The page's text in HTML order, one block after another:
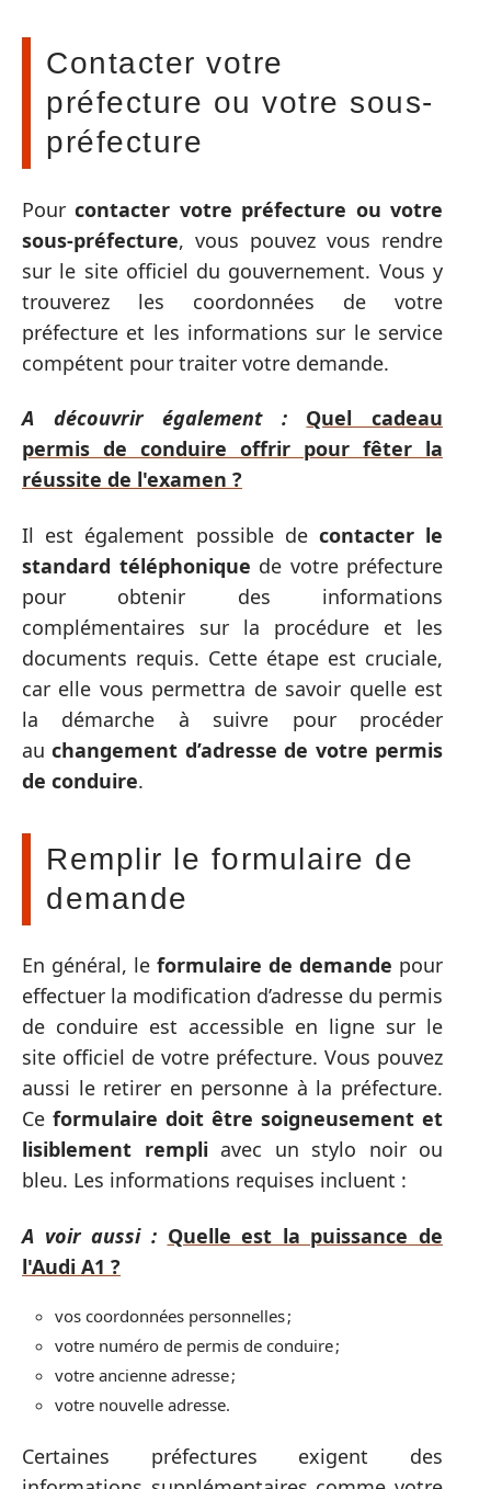
Contacter votre
préfecture ou votre sous-
préfecture
Pourcontacter votre préfecture ou votre
sous-préfecture, vous pouvez vous rendre
sur le site officiel du gouvernement. Vous y
trouverez les coordonnées de votre
préfecture et les informations sur le service
compétent pour traiter votre demande.
A découvrir également :
Quel cadeau
permis de conduire offrir pour fêter la
réussite de l'examen ?
Il est également possible de contacter le
standard téléphonique de votre préfecture
pour obtenir des informations
complémentaires sur la procédure et les
documents requis. Cette étape est cruciale,
car elle vous permettra de savoir quelle est
la démarche à suivre pour procéder
au changement d’adresse de votre permis
de conduire.
Remplir le formulaire de
demande
En général, le formulaire de demande pour
effectuer la modification d’adresse du permis
de conduire est accessible en ligne sur le
site officiel de votre préfecture. Vous pouvez
aussi le retirer en personne à la préfecture.
Ce formulaire doit être soigneusement et
lisiblement rempli avec un stylo noir ou
bleu. Les informations requises incluent :
A voir aussi : Quelle est la puissance de
l'Audi A1 ?
vos coordonnées personnelles ;
votre numéro de permis de conduire ;
votre ancienne adresse ;
votre nouvelle adresse.
Certaines préfectures exigent des